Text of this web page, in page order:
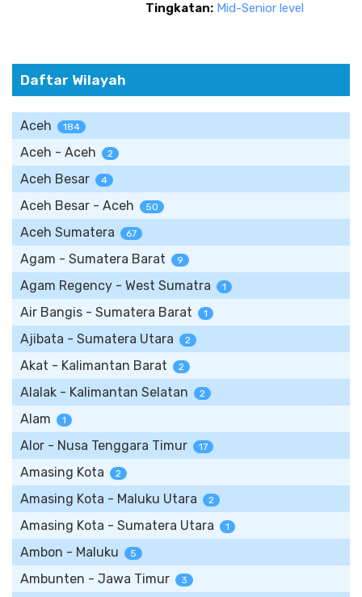
Tingkatan: Mid-Senior level
Daftar Wilayah
Aceh 184
Aceh - Aceh 2
Aceh Besar 4
Aceh Besar - Aceh 50
Aceh Sumatera 67
Agam - Sumatera Barat 9
Agam Regency - West Sumatra 1
Air Bangis - Sumatera Barat 1
Ajibata - Sumatera Utara 2
Akat - Kalimantan Barat 2
Alalak - Kalimantan Selatan 2
Alam 1
Alor - Nusa Tenggara Timur 17
Amasing Kota 2
Amasing Kota - Maluku Utara 2
Amasing Kota - Sumatera Utara 1
Ambon - Maluku 5
Ambunten - Jawa Timur 3